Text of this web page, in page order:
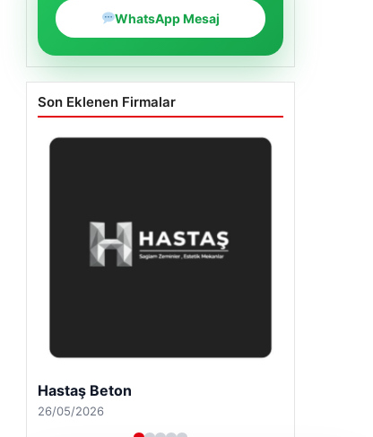
WhatsApp Mesaj
Son Eklenen Firmalar
Hastaş Beton
26/05/2026